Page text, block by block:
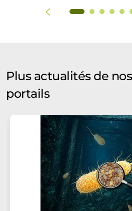
Plus actualités de
portails